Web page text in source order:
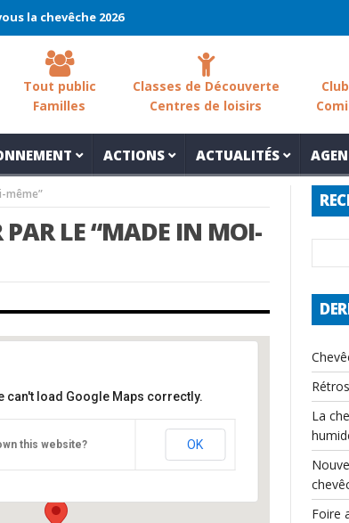
2026 ! La chevêche – samedi 7 mars – Les sols
Tout public
Familles
Classes de Découverte
Centres de loisirs
ACTIONS ACTUALITÉS
même”
LE “MADE IN MOI-
CPIE périgord-limousin
château - varaignes
can't load Google Maps correctly.
this website? OK
La
Foire